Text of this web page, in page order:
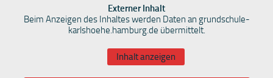
Externer Inhalt
Beim Anzeigen des Inhaltes werden Daten an grundschule-
karlshoehe.hamburg.de übermittelt.
Inhalt anzeigen